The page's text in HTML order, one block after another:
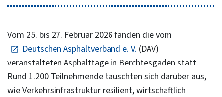
Vom 25. bis 27. Februar 2026 fanden die vom
Deutschen Asphaltverband e. V. (DAV)
veranstalteten Asphalttage in Berchtesgaden statt.
Rund 1.200 Teilnehmende tauschten sich darüber aus,
wie Verkehrsinfrastruktur resilient, wirtschaftlich